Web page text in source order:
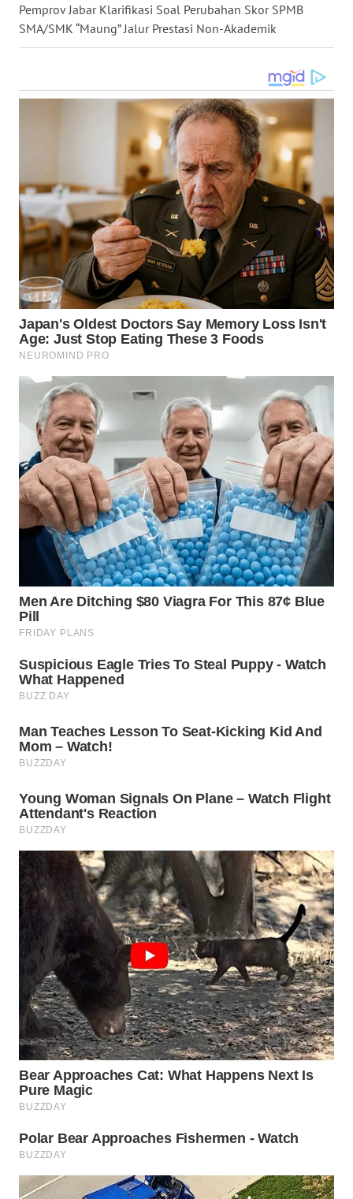
Pemprov Jabar Klarifikasi Soal Perubahan Skor SPMB
SMA/SMK “Maung” Jalur Prestasi Non-Akademik
WN
PAKPAK
WN
BOGOR
WN
DEPOK
WN
TAPANULI
UTARA
WN
SAMOSIR
WN
PADANG
LAWAS
WN
SUMEDANG
WN
CIANJUR
KEPULAUAN
SERIBU
WN
WN
WN
CIREBON
WN
INDRAMAYU
WN
KUNINGAN
WN
MAJALENGKA
WN
WN
PURWAKARTA